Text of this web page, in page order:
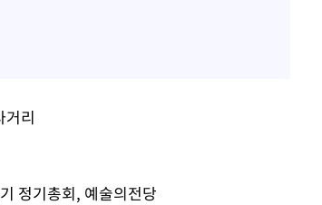
리
정기총회, 예술의전당